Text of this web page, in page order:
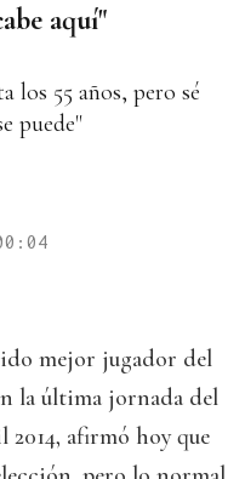
aquí"
los 55 años, pero sé
puede"
mejor jugador del
la última jornada del
afirmó hoy que